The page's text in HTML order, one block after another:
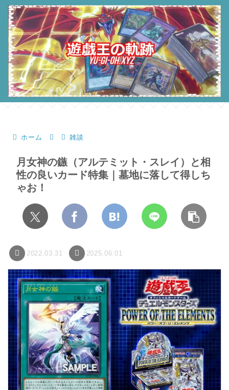
ホーム 雑談
月女神の鏃（アルテミット・スレイ）と相
性の良いカード特集｜墓地に落して得しち
ゃお！
2022.03.31 2025.06.01